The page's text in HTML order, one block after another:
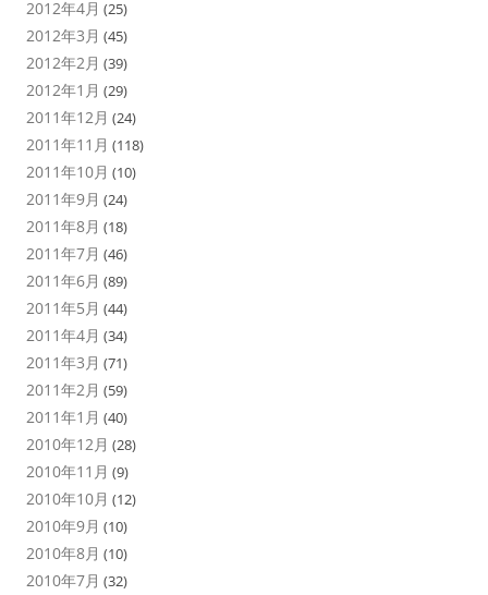
2012年4月 (25)
2012年3月 (45)
2012年2月 (39)
2012年1月 (29)
2011年12月 (24)
2011年11月 (118)
2011年10月 (10)
2011年9月 (24)
2011年8月 (18)
2011年7月 (46)
2011年6月 (89)
2011年5月 (44)
2011年4月 (34)
2011年3月 (71)
2011年2月 (59)
2011年1月 (40)
2010年12月 (28)
2010年11月 (9)
2010年10月 (12)
2010年9月 (10)
2010年8月 (10)
2010年7月 (32)